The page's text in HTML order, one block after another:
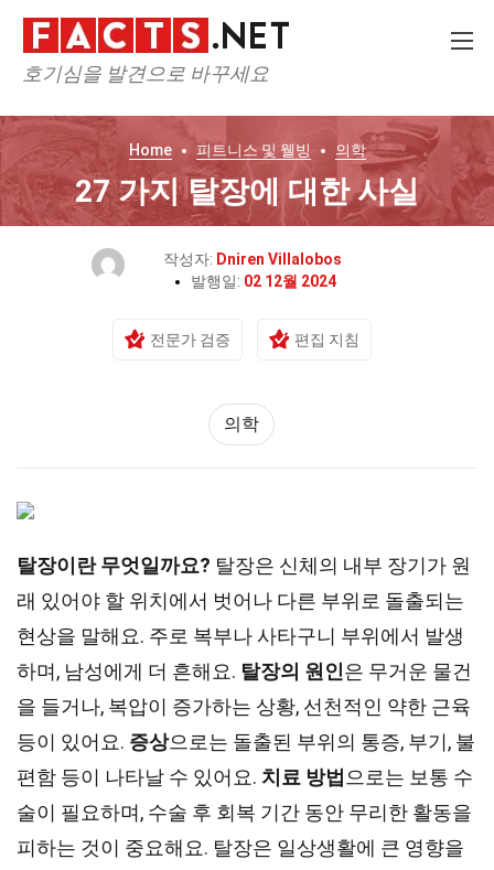
호기심을 발견으로 바꾸세요
Home 피트니스 및 웰빙 의학
27 가지 탈장에 대한 사실
작성자: Dniren Villalobos
발행일: 02 12월 2024
전문가 검증 편집 지침
의학
탈장이란 무엇일까요? 탈장은 신체의 내부 장기가 원
래 있어야 할 위치에서 벗어나 다른 부위로 돌출되는
현상을 말해요. 주로 복부나 사타구니 부위에서 발생
하며, 남성에게 더 흔해요. 탈장의 원인은 무거운 물건
을 들거나, 복압이 증가하는 상황, 선천적인 약한 근육
등이 있어요. 증상으로는 돌출된 부위의 통증, 부기, 불
편함 등이 나타날 수 있어요. 치료 방법 으로는 보통 수
술이 필요하며, 수술 후 회복 기간 동안 무리한 활동을
피하는 것이 중요해요. 탈장은 일상생활에 큰 영향을